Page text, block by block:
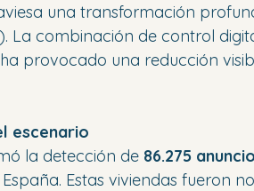
una transformación
La combinación de control
provocado una reducción
escenario
la detección de 86.275
Estas viviendas fueron